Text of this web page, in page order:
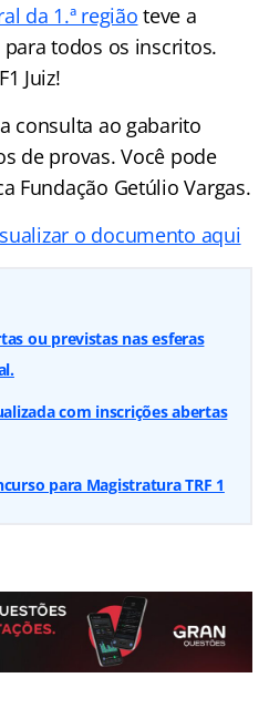
da 1.ª região teve a
todos os inscritos.
Juiz!
consulta ao gabarito
de provas. Você pode
Fundação Getúlio Vargas.
o documento aqui
ou previstas nas esferas
com inscrições abertas
para Magistratura TRF 1